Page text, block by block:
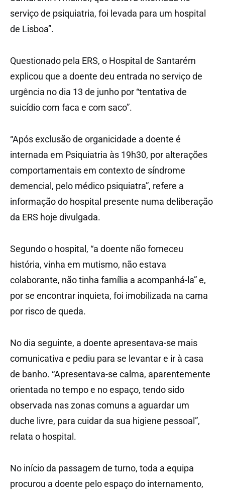
serviço de psiquiatria, foi levada para um hospital
de Lisboa”.
Questionado pela ERS, o Hospital de Santarém
explicou que a doente deu entrada no serviço de
urgência no dia 13 de junho por “tentativa de
suicídio com faca e com saco”.
“Após exclusão de organicidade a doente é
internada em Psiquiatria às 19h30, por alterações
comportamentais em contexto de síndrome
demencial, pelo médico psiquiatra”, refere a
informação do hospital presente numa deliberação
da ERS hoje divulgada.
Segundo o hospital, “a doente não forneceu
história, vinha em mutismo, não estava
colaborante, não tinha família a acompanhá-la” e,
por se encontrar inquieta, foi imobilizada na cama
por risco de queda.
No dia seguinte, a doente apresentava-se mais
comunicativa e pediu para se levantar e ir à casa
de banho. “Apresentava-se calma, aparentemente
orientada no tempo e no espaço, tendo sido
observada nas zonas comuns a aguardar um
duche livre, para cuidar da sua higiene pessoal”,
relata o hospital.
No início da passagem de turno, toda a equipa
procurou a doente pelo espaço do internamento,